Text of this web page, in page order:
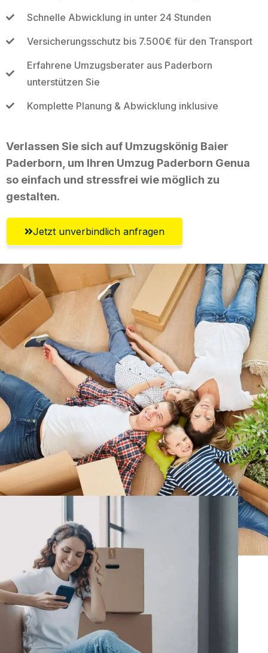
Schnelle Abwicklung in unter 24 Stunden
Versicherungsschutz bis 7.500€ für den Transport
Erfahrene Umzugsberater aus Paderborn
unterstützen Sie
Komplette Planung & Abwicklung inklusive
Verlassen Sie sich auf Umzugskönig Baier
Paderborn, um Ihren Umzug Paderborn Genua
so einfach und stressfrei wie möglich zu
gestalten.
Jetzt unverbindlich anfragen